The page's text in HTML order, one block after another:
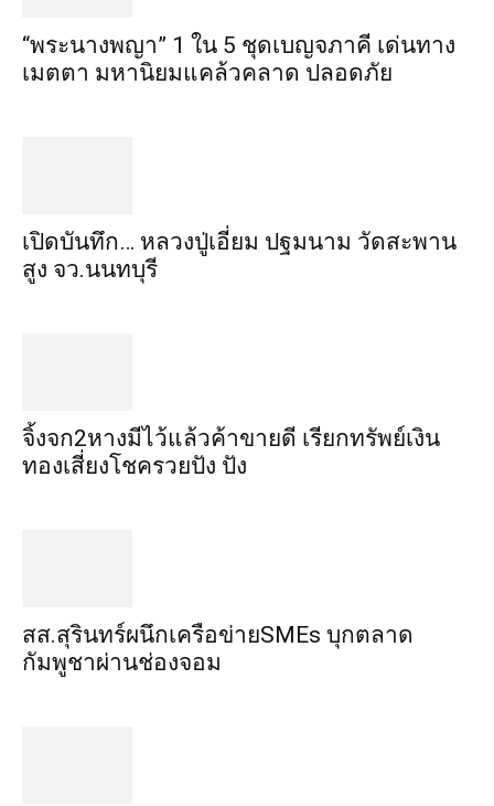
“พระ​นาง​พญา” 1 ใน 5​ ชุดเบญจ​ภาคี​ เด่นทาง
เมตตา​ มหา​นิยม​แคล้วคลาด​ ปลอดภัย​
เปิดบันทึก… หลวงปู่เอี่ยม ​ปฐม​นาม​ วัดสะพาน
สูง​ จว.นนทบุรี
จิ้งจก​2​หาง​มีไว้แล้ว​ค้าขาย​ดี​ เรียก​ทรัพย์เงิน
ทอง​เสี่ยงโชค​รวยปัง​ ปัง​
สส.สุรินทร์ผนึกเครือข่ายSMEs บุกตลาด
กัมพูชาผ่านช่องจอม